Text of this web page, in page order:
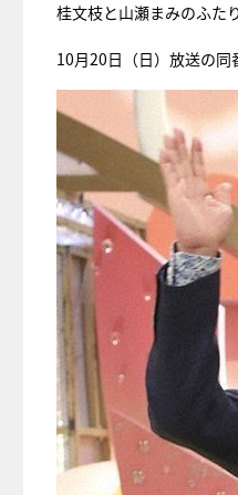
桂文枝と山瀬まみのふた
10月20日（日）放送の同